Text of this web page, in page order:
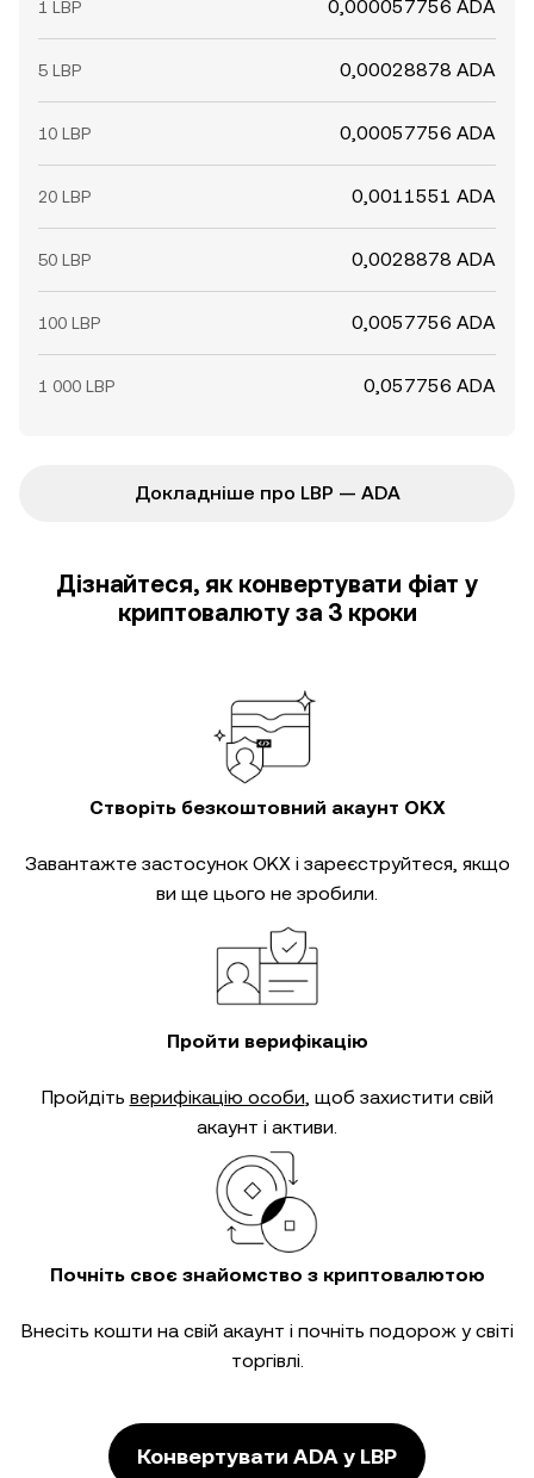
1 LBP 0,000057756 ADA
5 LBP 0,00028878 ADA
10 LBP 0,00057756 ADA
20 LBP 0,0011551 ADA
50 LBP 0,0028878 ADA
100 LBP 0,0057756 ADA
1 000 LBP 0,057756 ADA
Докладніше про LBP — ADA
Дізнайтеся, як конвертувати фіат у
криптовалюту за 3 кроки
Створіть безкоштовний акаунт OKX
Завантажте застосунок OKX і зареєструйтеся, якщо
ви ще цього не зробили.
Пройти верифікацію
Пройдіть верифікацію особи, щоб захистити свій
акаунт і активи.
Почніть своє знайомство з криптовалютою
Внесіть кошти на свій акаунт і почніть подорож у світі
торгівлі.
Конвертувати ADA у LBP